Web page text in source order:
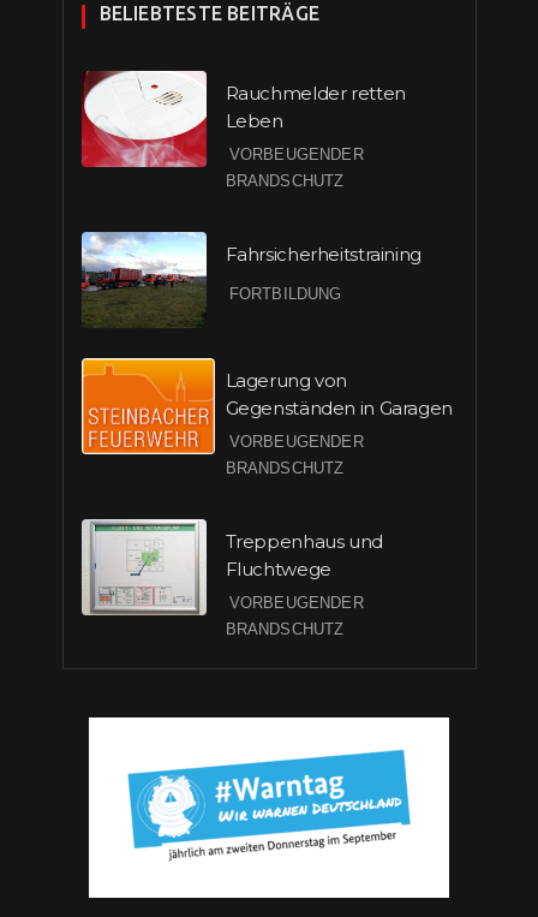
BELIEBTESTE BEITRÄGE
Rauchmelder retten
Leben
VORBEUGENDER
BRANDSCHUTZ
Fahrsicherheitstraining
FORTBILDUNG
Lagerung von
Gegenständen in Garagen
VORBEUGENDER
BRANDSCHUTZ
Treppenhaus und
Fluchtwege
VORBEUGENDER
BRANDSCHUTZ